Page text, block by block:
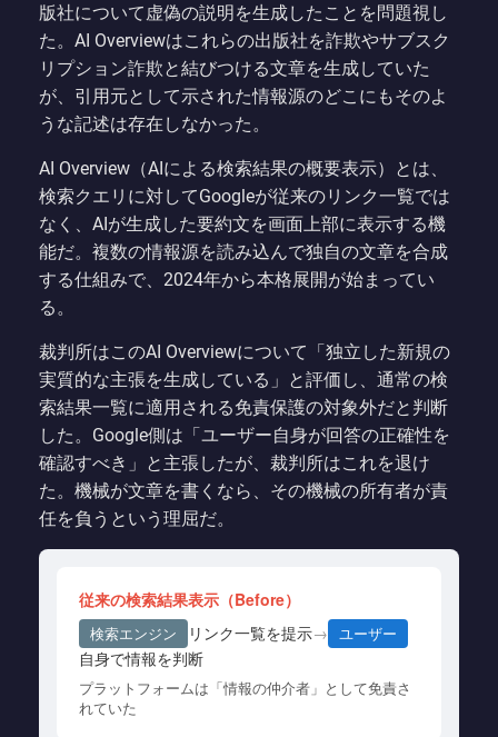
版社について虚偽の説明を生成したことを問題視し
た。AI Overviewはこれらの出版社を詐欺やサブスク
リプション詐欺と結びつける文章を生成していた
が、引用元として示された情報源のどこにもそのよ
うな記述は存在しなかった。
AI Overview（AIによる検索結果の概要表示）とは、
検索クエリに対してGoogleが従来のリンク一覧では
なく、AIが生成した要約文を画面上部に表示する機
能だ。複数の情報源を読み込んで独自の文章を合成
する仕組みで、2024年から本格展開が始まってい
る。
裁判所はこのAI Overviewについて「独立した新規の
実質的な主張を生成している」と評価し、通常の検
索結果一覧に適用される免責保護の対象外だと判断
した。Google側は「ユーザー自身が回答の正確性を
確認すべき」と主張したが、裁判所はこれを退け
た。機械が文章を書くなら、その機械の所有者が責
任を負うという理屈だ。
従来の検索結果表示（Before）
検索エンジン リンク一覧を提示→ ユーザー
自身で情報を判断
プラットフォームは「情報の仲介者」として免責さ
れていた